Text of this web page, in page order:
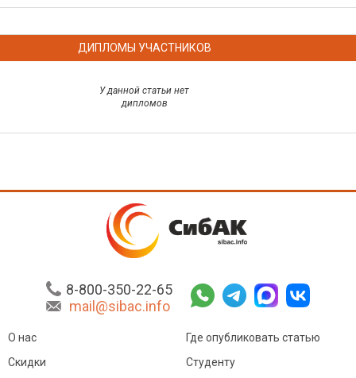
ДИПЛОМЫ УЧАСТНИКОВ
У данной статьи нет
дипломов
8-800-350-22-65
mail@sibac.info
О нас
Скидки
Где опубликовать статью
Студенту